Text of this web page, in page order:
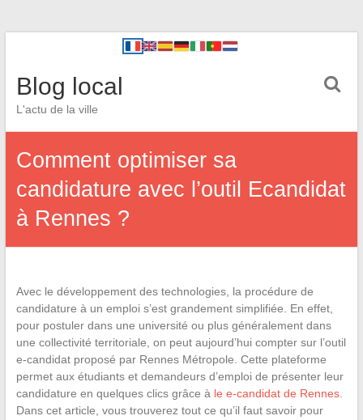
Blog local
L'actu de la ville
Comment optimiser sa
candidature avec l’outil Ecandidat
à Rennes ?
Avec le développement des technologies, la procédure de
candidature à un emploi s’est grandement simplifiée. En effet,
pour postuler dans une université ou plus généralement dans
une collectivité territoriale, on peut aujourd’hui compter sur l’outil
e-candidat proposé par Rennes Métropole. Cette plateforme
permet aux étudiants et demandeurs d’emploi de présenter leur
candidature en quelques clics grâce à le e-candidat de Rennes.
Dans cet article, vous trouverez tout ce qu’il faut savoir pour